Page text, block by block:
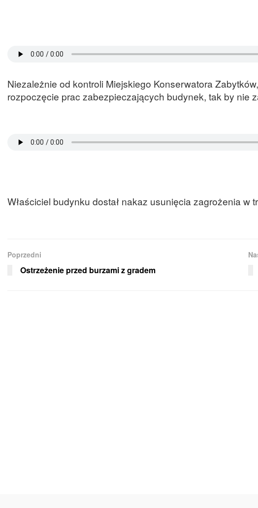
Niezależnie od kontroli Miejskiego Konserwatora
rozpoczęcie prac zabezpieczających budynek, tak by nie
Właściciel budynku dostał nakaz usunięcia zagrożenia w
Poprzedni
Ostrzeżenie przed burzami z gradem